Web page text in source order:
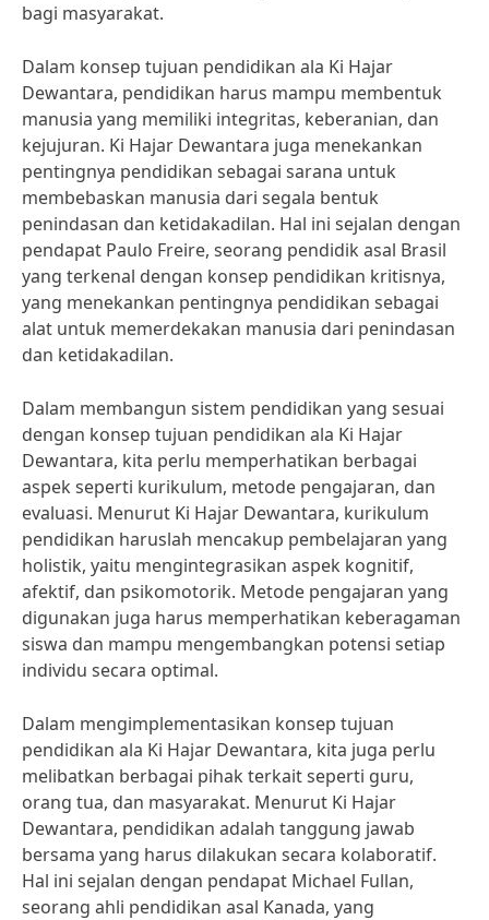
bagi masyarakat.
Dalam konsep tujuan pendidikan ala Ki Hajar
Dewantara, pendidikan harus mampu membentuk
manusia yang memiliki integritas, keberanian, dan
kejujuran. Ki Hajar Dewantara juga menekankan
pentingnya pendidikan sebagai sarana untuk
membebaskan manusia dari segala bentuk
penindasan dan ketidakadilan. Hal ini sejalan dengan
pendapat Paulo Freire, seorang pendidik asal Brasil
yang terkenal dengan konsep pendidikan kritisnya,
yang menekankan pentingnya pendidikan sebagai
alat untuk memerdekakan manusia dari penindasan
dan ketidakadilan.
Dalam membangun sistem pendidikan yang sesuai
dengan konsep tujuan pendidikan ala Ki Hajar
Dewantara, kita perlu memperhatikan berbagai
aspek seperti kurikulum, metode pengajaran, dan
evaluasi. Menurut Ki Hajar Dewantara, kurikulum
pendidikan haruslah mencakup pembelajaran yang
holistik, yaitu mengintegrasikan aspek kognitif,
afektif, dan psikomotorik. Metode pengajaran yang
digunakan juga harus memperhatikan keberagaman
siswa dan mampu mengembangkan potensi setiap
individu secara optimal.
Dalam mengimplementasikan konsep tujuan
pendidikan ala Ki Hajar Dewantara, kita juga perlu
melibatkan berbagai pihak terkait seperti guru,
orang tua, dan masyarakat. Menurut Ki Hajar
Dewantara, pendidikan adalah tanggung jawab
bersama yang harus dilakukan secara kolaboratif.
Hal ini sejalan dengan pendapat Michael Fullan,
seorang ahli pendidikan asal Kanada, yang